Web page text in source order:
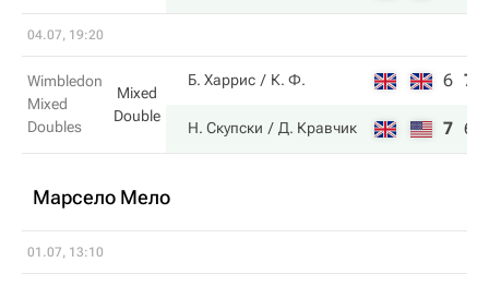
04.07, 19:20
Wimbledon
Mixed
Doubles
Mixed
Double
Б. Харрис К. Ф. 6 7
Н. Скупски Д. Кравчик 7 6
Марсело Мело
01.07, 13:10